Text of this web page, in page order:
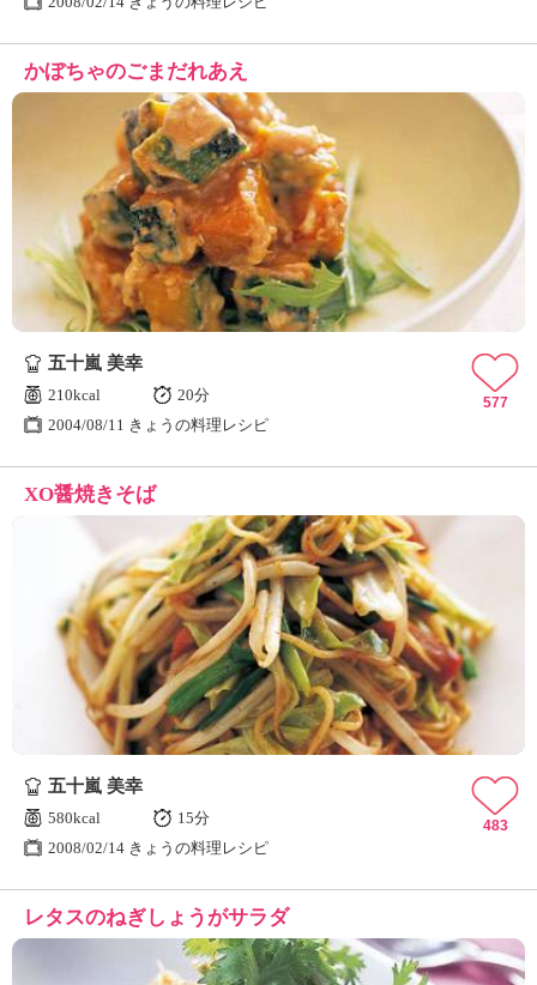
かぼちゃのごまだれあえ
五十嵐 美幸
210kcal
20分
2004/08/11 きょうの料理レシピ
577
XO醤焼きそば
五十嵐 美幸
580kcal
15分
2008/02/14 きょうの料理レシピ
483
レタスのねぎしょうがサラダ